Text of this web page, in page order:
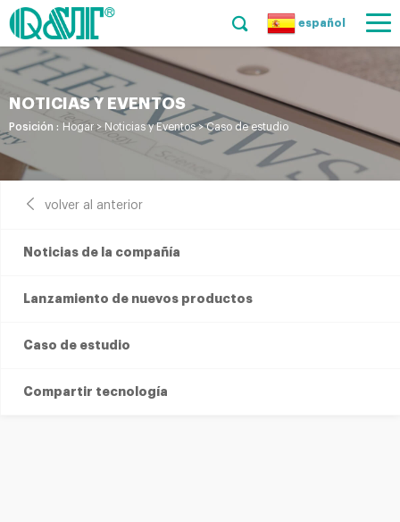
español
NOTICIAS Y EVENTOS
Posición : Hogar > Noticias y Eventos>Caso de estudio
volver al anterior
Noticias de la compañía
Lanzamiento de nuevos productos
Caso de estudio
Compartir tecnología